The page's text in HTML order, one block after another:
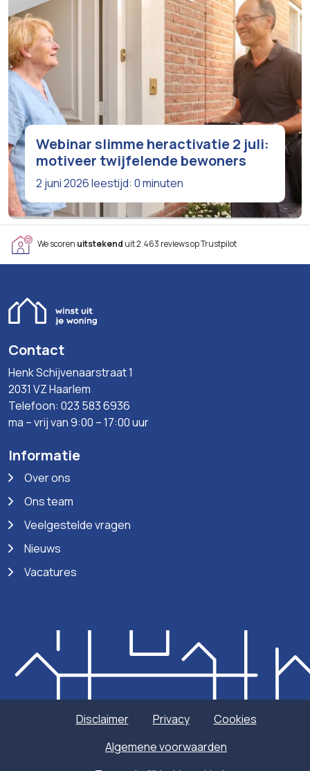
Webinar slimme heractivatie 2 juli:
motiveer twijfelende bewoners
2 juni 2026leestijd: 0 minuten
We scoren uitstekend uit 2.463 reviews op Trustpilot
Contact
Henk Schijvenaarstraat 1
2031 VZ Haarlem
Telefoon: 023 583 6936
ma – vrij van 9:00 – 17:00 uur
Informatie
Over ons
Ons team
Veelgestelde vragen
Nieuws
Vacatures
Disclaimer Privacy
Cookies
Algemene voorwaarden